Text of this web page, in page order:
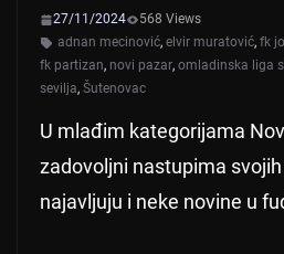
27/11/2024
568 Views
adnan mecinović, elvir muratović, fk
fk partizan, novi pazar, omladinska liga
sevilja, Šutenovac
U mlađim kategorijama
zadovoljni nastupima
najavljuju i neke novine u